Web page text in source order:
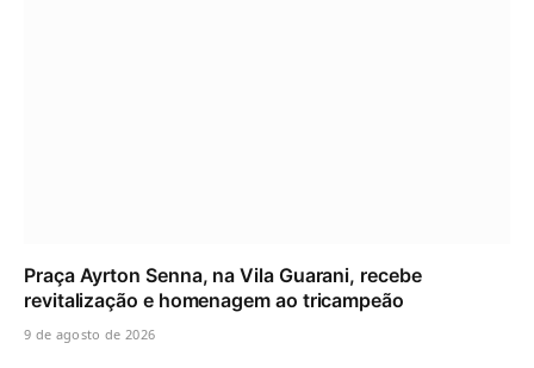
Praça Ayrton Senna, na Vila Guarani, recebe
revitalização e homenagem ao tricampeão
9 de agosto de 2026